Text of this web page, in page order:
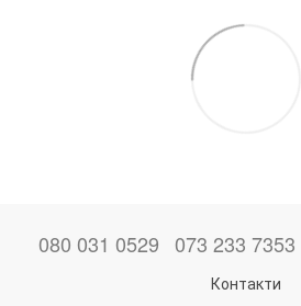
080 031 0529 073 233 7353
Контакти